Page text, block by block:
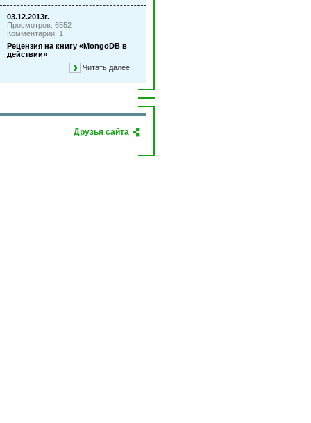
03.12.2013г.
Просмотров: 6552
Комментарии: 1
Рецензия на книгу «MongoDB в
действии»
Читать далее...
Друзья сайта